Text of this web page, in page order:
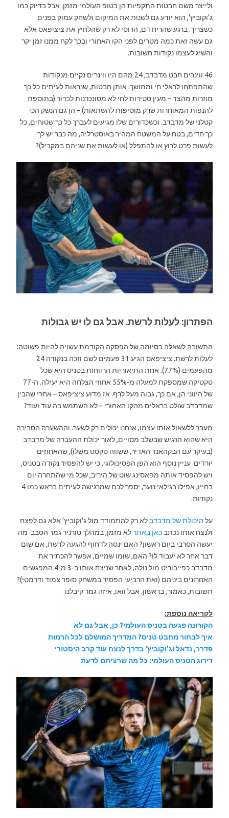
ולייצר משם חבטות התקפיות הן בטופ העולמי מזמן. אבל בדיוק כמו
ג'וקוביץ', הוא יודע גם לשנות את המיקום ולשחק עמוק בפנים
כשצריך. ברגע שהריח דם, הרוסי לא רק שהלחיץ את ציציפאס אלא
גם עשה זאת כמה מטרים לפני הקו האחורי ובכך לקח ממנו זמן יקר
והשיג לעצמו נקודות חשובות.
46 ווינרים חבט מדבדב, 24 מהם היו ווינרים נקיים מנקודות
שהתפתחו לראלי חי וממושך. אותן חבטות, שנראות לעיתים כל כך
מוזרות מהצד – מעין סטירות לחי לא מסונכרנות לכדור (בתוספת
להנפות המאוחרות שרק מוסיפות להשתאות) – הן גם הנשק הכי
קטלני של מדבדב. וכשכדורים שלו מגיעים לעברך כל כך שטוחים, כל
כך חדים, בטח על המשטח המהיר באוסטרליה, מה כבר יש לך
לעשות פרט לרוץ או להתפלל (או לעשות את שניהם במקביל)?
הפתרון: לעלות לרשת. אבל גם לו יש גבולות
התשובה לשאלה בסיומה של הפסקה הקודמת עשויה להיות פשוטה:
לעלות לרשת. ציציפאס הגיע 31 פעמים לשם וזכה בנקודה 24
מהפעמים (77%). אחת התיאוריות הרווחות בטניס היא שכל
טקטיקה שמספקת למעלה מ-55% אחוזי הצלחה היא יעילה. ה-77
של היווני הן, אם כך, גבוה מעל לרף. אז מדוע ציציפאס – אחרי שהבין
שמדבדב שולט בראלים מהקו האחורי – לא השתמש בה עוד ועוד?
מעבר ללשאול אותו עצמו, אנחנו יכולים רק לשער. וההשערה הסבירה
היא שהוא הרגיש שבשלב מסויים, לאור יכולת ההעברה של מדבדב
(בעיקר עם הבקהאנד האדיר, ששווה טקסט משלו), שהאחוזים
יורדים. עניין נוסף הוא הפן הפסיכולוגי. כי יש להפסיד נקודה בטניס,
ויש להפסיד אותה מפאסינג שוט של היריב, שכל מי שהתחרה יום
בחייו, אפילו בגילאי נוער, יספר לכם שמרגישה לעיתים בראש כמו 4
נקודות.
על היכולת של מדבדבלא רק להתמודד מול ג'וקוביץ' אלא גם לפצח
ולנצח אותו נכתבכאן באתרלא מזמן, במהלך טורניר גמר הסבב. מה
יעשה הסרבי ביום ראשון? האם ינסה לדחוף להגעה לרשת, אם שום
דבר אחר לא יעבוד לו? האם, שומו שמיים, אפשר להכתיר את
מדבדב כפייבוריט מול נולה, לאחר שניצח אותו ב-3 מ-4 המפגשים
האחרונים ביניהם (ואת הרביעי הפסיד במשחק סופר צמוד ודרמטי)?
תשובות, כאמור, בראשון. אבל וואו, איזה גמר קיבלנו.
לקריאה נוספת:
הקורונה פגעה בטניס העולמי? כן, אבל גם לא
איך לבחור מחבט טניס? המדריך המושלם לכל הרמות
פדרר, נדאל וג'וקוביץ' בדרך לנצח עוד קרב היסטורי
דירוג הטניס העולמי: כל מה שרציתם לדעת